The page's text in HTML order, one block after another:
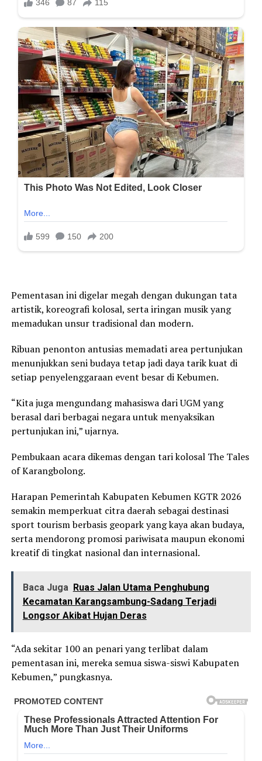
Pementasan ini digelar megah dengan dukungan tata
artistik, koreografi kolosal, serta iringan musik yang
memadukan unsur tradisional dan modern.
Ribuan penonton antusias memadati area pertunjukan
menunjukkan seni budaya tetap jadi daya tarik kuat di
setiap penyelenggaraan event besar di Kebumen.
“Kita juga mengundang mahasiswa dari UGM yang
berasal dari berbagai negara untuk menyaksikan
pertunjukan ini,” ujarnya.
Pembukaan acara dikemas dengan tari kolosal The Tales
of Karangbolong.
Harapan Pemerintah Kabupaten Kebumen KGTR 2026
semakin memperkuat citra daerah sebagai destinasi
sport tourism berbasis geopark yang kaya akan budaya,
serta mendorong promosi pariwisata maupun ekonomi
kreatif di tingkat nasional dan internasional.
Baca Juga Ruas Jalan Utama Penghubung
Kecamatan Karangsambung-Sadang Terjadi
Longsor Akibat Hujan Deras
“Ada sekitar 100 an penari yang terlibat dalam
pementasan ini, mereka semua siswa-siswi Kabupaten
Kebumen,” pungkasnya.